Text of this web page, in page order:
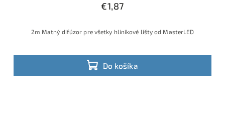
€1,87
Do košíka
2m Matný difúzor pre všetky hliníkové lišty od MasterLED